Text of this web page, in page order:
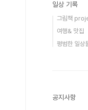
일상 기록
그림책
여행& 맛집
평범한 일상
공지사항